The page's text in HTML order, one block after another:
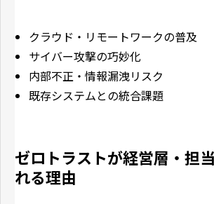
クラウド・リモートワークの普及
サイバー攻撃の巧妙化
内部不正・情報漏洩リスク
既存システムとの統合課題
ゼロトラストが経営層・担
れる理由